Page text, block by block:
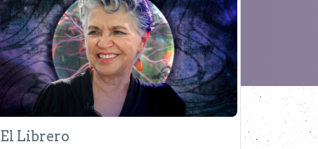
El Librero